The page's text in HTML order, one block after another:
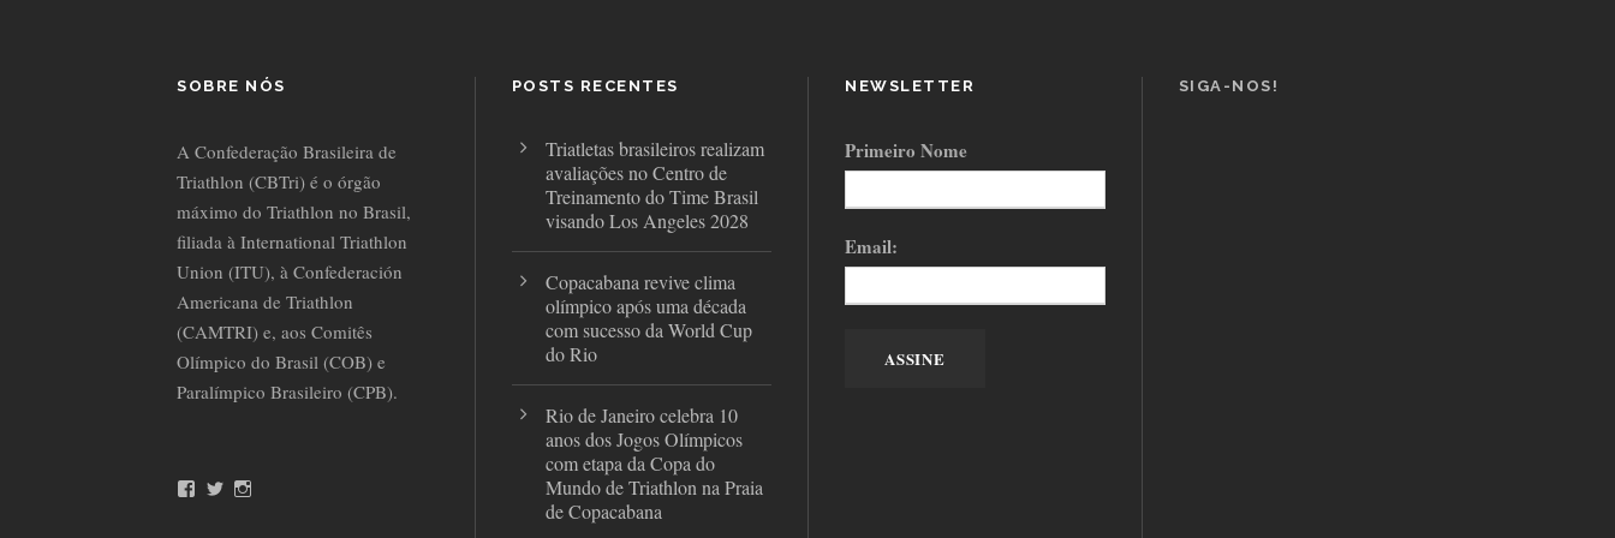
SOBRE NÓS
A Confederação Brasileira de
Triathlon (CBTri) é o órgão
máximo do Triathlon no Brasil,
filiada à International Triathlon
Union (ITU), à Confederación
Americana de Triathlon
(CAMTRI) e, aos Comitês
Olímpico do Brasil (COB) e
Paralímpico Brasileiro (CPB).
T
POSTS RECENTES
Triatletas brasileiros realizam
avaliações no Centro de
Treinamento do Time Brasil
visando Los Angeles 2028
Copacabana revive clima
olímpico após uma década
com sucesso da World Cup
do Rio
Rio de Janeiro celebra 10
anos dos Jogos Olímpicos
com etapa da Copa do
Mundo de Triathlon na Praia
de Copacabana
NEWSLETTER
Primeiro Nome
Email:
SIGA-NOS!